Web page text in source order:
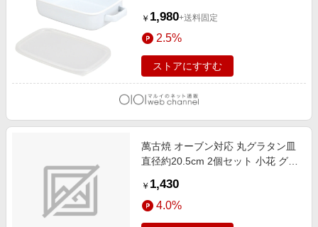
￥ 1,980+送料固定
2.5%
ストアにすすむ
萬古焼 オーブン対応 丸グラタン皿
直径約20.5cm 2個セット 小花 グリ
￥ 1,430
4.0%